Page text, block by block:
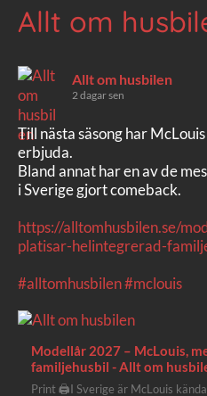
Allt om
Allt om husbilen
2 dagar sen
Till nästa säsong har
erbjuda.
Bland annat har en av de
i Sverige gjort comeback.
https://alltomhusbilen.se/
platisar-helintegrerad-
#alltomhusbilen#mclouis
Modellår 2027 – McLouis,
familjehusbil - Allt om
Print 🖨I Sverige är McLouis